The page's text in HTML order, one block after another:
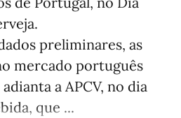
preliminares, as
mercado português
a APCV, no dia
que ...